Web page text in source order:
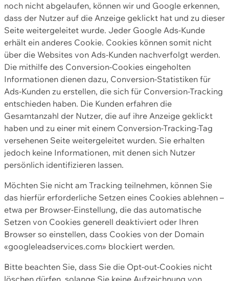
noch nicht abgelaufen, können wir und Google erkennen,
dass der Nutzer auf die Anzeige geklickt hat und zu dieser
Seite weitergeleitet wurde. Jeder Google Ads-Kunde
erhält ein anderes Cookie. Cookies können somit nicht
über die Websites von Ads-Kunden nachverfolgt werden.
Die mithilfe des Conversion-Cookies eingeholten
Informationen dienen dazu, Conversion-Statistiken für
Ads-Kunden zu erstellen, die sich für Conversion-Tracking
entschieden haben. Die Kunden erfahren die
Gesamtanzahl der Nutzer, die auf ihre Anzeige geklickt
haben und zu einer mit einem Conversion-Tracking-Tag
versehenen Seite weitergeleitet wurden. Sie erhalten
jedoch keine Informationen, mit denen sich Nutzer
persönlich identifizieren lassen.
Möchten Sie nicht am Tracking teilnehmen, können Sie
das hierfür erforderliche Setzen eines Cookies ablehnen –
etwa per Browser-Einstellung, die das automatische
Setzen von Cookies generell deaktiviert oder Ihren
Browser so einstellen, dass Cookies von der Domain
«googleleadservices.com» blockiert werden.
Bitte beachten Sie, dass Sie die Opt-out-Cookies nicht